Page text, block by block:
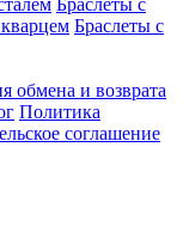
Браслеты с
обмена и возврата
Политика
соглашение